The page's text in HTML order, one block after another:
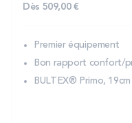
Dès 509,00 €
Premier équipement
Bon rapport confort/
BULTEX® Primo, 19cm